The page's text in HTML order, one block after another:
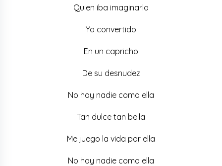
Quien iba imaginarlo
Yo convertido
En un capricho
De su desnudez
No hay nadie como ella
Tan dulce tan bella
Me juego la vida por ella
No hay nadie como ella